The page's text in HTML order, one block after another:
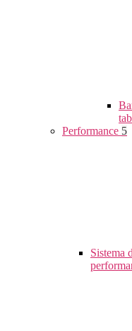
Performance 5
Sistema